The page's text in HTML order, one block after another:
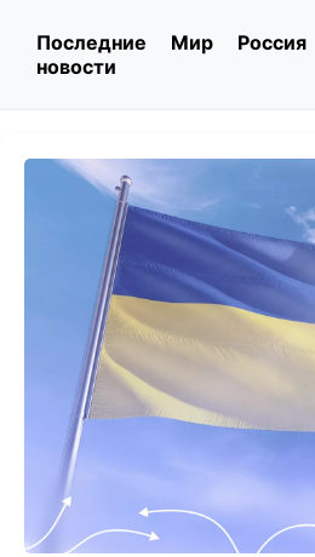
Последние
новости
Мир Россия